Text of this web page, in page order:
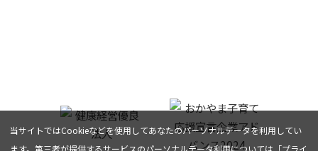
当サイトではCookieなどを使用してあなたのパーソナルデータを利用してい
ます。第三者が提供するサービスのパーソナルデータ利用については「プライ